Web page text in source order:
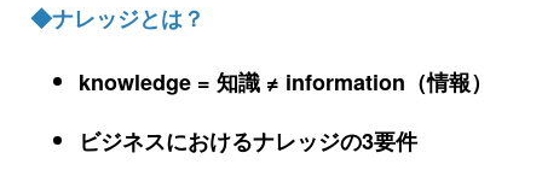
◆ナレッジとは？
knowledge = 知識 ≠ information（情報）
ビジネスにおけるナレッジの3要件